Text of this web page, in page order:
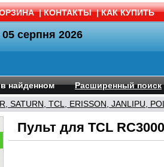
| КОНТАКТЫ | КАК КУПИТЬ
05 серпня 2026
найденном Расширенный поиск
SATURN, TCL, ERISSON, JANLIPU,
Пульт для TCL